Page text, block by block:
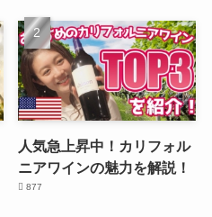
人気急上昇中！カリフォル
ニアワインの魅力を解説！
877